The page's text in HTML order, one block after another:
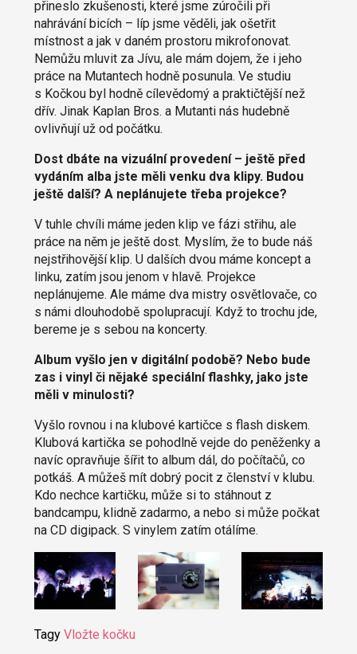
přineslo zkušenosti, které jsme zúročili při
nahrávání bicích – líp jsme věděli, jak ošetřit
místnost a jak v daném prostoru mikrofonovat.
Nemůžu mluvit za Jívu, ale mám dojem, že i jeho
práce na Mutantech hodně posunula. Ve studiu
s Kočkou byl hodně cílevědomý a praktičtější než
dřív. Jinak Kaplan Bros. a Mutanti nás hudebně
ovlivňují už od počátku.
Dost dbáte na vizuální provedení – ještě před
vydáním alba jste měli venku dva klipy. Budou
ještě další? A neplánujete třeba projekce?
V tuhle chvíli máme jeden klip ve fázi střihu, ale
práce na něm je ještě dost. Myslím, že to bude náš
nejstřihovější klip. U dalších dvou máme koncept a
linku, zatím jsou jenom v hlavě. Projekce
neplánujeme. Ale máme dva mistry osvětlovače, co
s námi dlouhodobě spolupracují. Když to trochu jde,
bereme je s sebou na koncerty.
Album vyšlo jen v digitální podobě? Nebo bude
zas i vinyl či nějaké speciální flashky, jako jste
měli v minulosti?
Vyšlo rovnou i na klubové kartičce s flash diskem.
Klubová kartička se pohodlně vejde do peněženky a
navíc opravňuje šířit to album dál, do počítačů, co
potkáš. A můžeš mít dobrý pocit z členství v klubu.
Kdo nechce kartičku, může si to stáhnout z
bandcampu, klidně zadarmo, a nebo si může počkat
na CD digipack. S vinylem zatím otálíme.
Tagy Vložte kočku